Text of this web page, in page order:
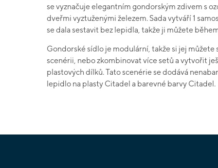
se vyznačuje elegantním gondorským zdivem s
dveřmi vyztuženými železem. Sada vytváří 1
se dala sestavit bez lepidla, takže ji můžete
Gondorské sídlo je modulární, takže si jej
scenérii, nebo zkombinovat více setů a vytvořit
plastových dílků. Tato scenérie se dodává
lepidlo na plasty Citadel a barevné barvy Citadel.